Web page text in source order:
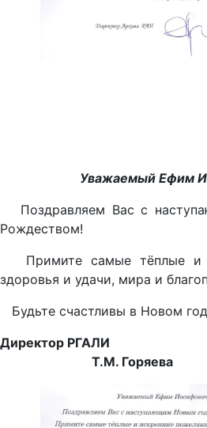
Уважаемый Ефим
Поздравляем Вас с
Рождеством!
Примите самые тёплые и
здоровья и удачи, мира и
Будьте счастливы в Новом
Т.М. Горяева